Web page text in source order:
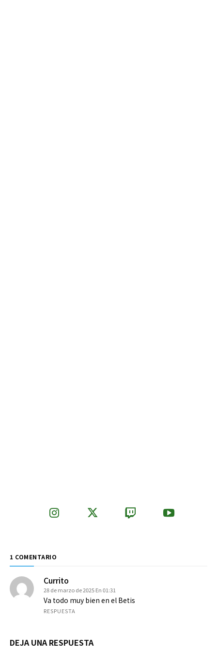
1 COMENTARIO
Currito
28 de marzo de 2025 En 01:31
Va todo muy bien en el Betis
RESPUESTA
DEJA UNA RESPUESTA